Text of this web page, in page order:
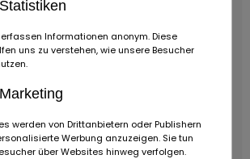
e cambio, kit Holley
MSD, sostituito tutti i tubi e
come si evince dalla foto del
ricaricata, batteria nuova,
4 ruote motrici inseribili sono
un trattamento di detailing con
Statistiken
Informationen anonym. Diese
uns zu verstehen, wie unsere Besucher
Marketing
werden von Drittanbietern oder Publishern
Werbung anzuzeigen. Sie tun
über Websites hinweg verfolgen.